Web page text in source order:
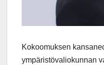
Kokoomuksen
ympäristövaliokunnan